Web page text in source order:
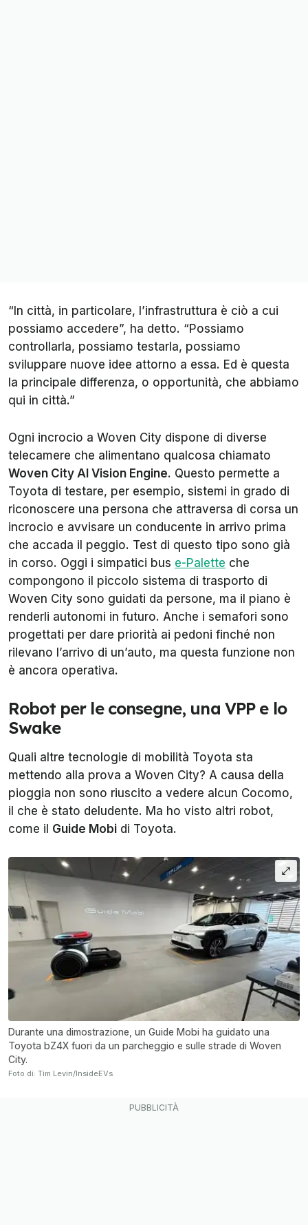
“In città, in particolare, l’infrastruttura è ciò a cui
possiamo accedere”, ha detto. “Possiamo
controllarla, possiamo testarla, possiamo
sviluppare nuove idee attorno a essa. Ed è questa
la principale differenza, o opportunità, che abbiamo
qui in città.”
Ogni incrocio a Woven City dispone di diverse
telecamere che alimentano qualcosa chiamato
Woven City AI Vision Engine. Questo permette a
Toyota di testare, per esempio, sistemi in grado di
riconoscere una persona che attraversa di corsa un
incrocio e avvisare un conducente in arrivo prima
che accada il peggio. Test di questo tipo sono già
in corso. Oggi i simpatici bus e-Palette che
compongono il piccolo sistema di trasporto di
Woven City sono guidati da persone, ma il piano è
renderli autonomi in futuro. Anche i semafori sono
progettati per dare priorità ai pedoni finché non
rilevano l’arrivo di un’auto, ma questa funzione non
è ancora operativa.
Robot per le consegne, una VPP e lo
Swake
Quali altre tecnologie di mobilità Toyota sta
mettendo alla prova a Woven City? A causa della
pioggia non sono riuscito a vedere alcun Cocomo,
il che è stato deludente. Ma ho visto altri robot,
come il Guide Mobi di Toyota.
Durante una dimostrazione, un Guide Mobi ha guidato una
Toyota bZ4X fuori da un parcheggio e sulle strade di Woven
City.
Foto di: Tim Levin/InsideEVs